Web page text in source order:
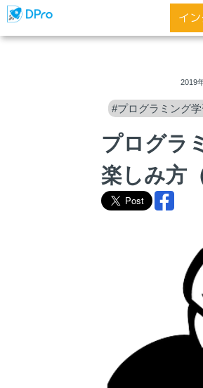
イ
2019
#プログラミング学
プログラ
楽しみ方